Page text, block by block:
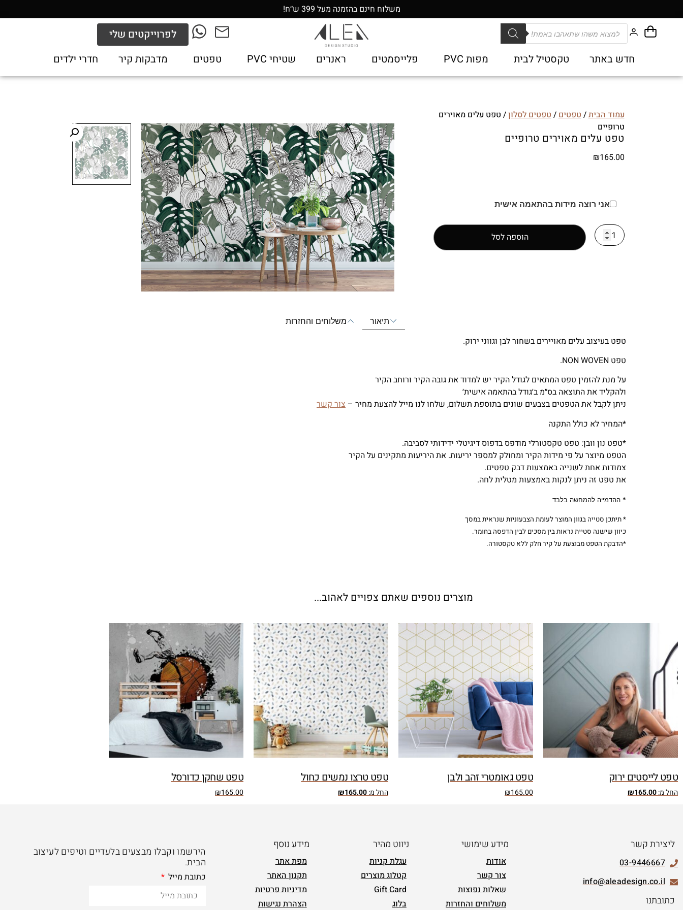
משלוח חינם בהזמנה מעל 399 ש״ח!
לפרוייקטים שלי
חדש באתר
טקסטיל לבית מפות PVC פלייסמטים ראנרים שטיחי PVC טפטים מדבקות קיר חדרי ילדים
עמוד הבית/טפטים/טפטים לסלון/ טפט עלים מאוירים
טרופיים
טפט עלים מאוירים טרופיים
₪165.00
אני רוצה מידות בהתאמה אישית
הוספה לסל
תיאור משלוחים והחזרות
טפט בעיצוב עלים מאויירים בשחור לבן וגווני ירוק.
טפט NON WOVEN.
על מנת להזמין טפט המתאים לגודל הקיר יש למדוד את גובה הקיר ורוחב הקיר
ולהקליד את התוצאה בס״מ ב׳גודל בהתאמה אישית׳
ניתן לקבל את הטפטים בצבעים שונים בתוספת תשלום, שלחו לנו מייל להצעת מחיר – צור קשר
*המחיר לא כולל התקנה
*טפט נון וובן: טפט טקסטורלי מודפס בדפוס דיגיטלי ידידותי לסביבה.
הטפט מיוצר על פי מידות הקיר ומחולק למספר יריעות. את היריעות מתקינים על הקיר
צמודות אחת לשנייה באמצעות דבק טפטים.
את טפט זה ניתן לנקות באמצעות מטלית לחה.
* ההדמייה להמחשה בלבד
* תיתכן סטייה בגוון המוצר לעומת הצבעוניות שנראית במסך
כיוון שישנה סטיית נראות בין מסכים לבין הדפסה בחומר.
*הדבקת הטפט מבוצעת על קיר חלק ללא טקסטורה.
מוצרים נוספים שאתם צפויים לאהוב...
טפט לייסטים ירוק
החל מ: ₪165.00
טפט גאומטרי זהב ולבן
₪165.00
טפט טרצו נמשים כחול
החל מ: ₪165.00
טפט שחקן כדורסל
₪165.00
ליצירת קשר
03-9446667
info@aleadesign.co.il
כתובתנו
מידע שימושי
אודות
צור קשר
שאלות נפוצות
משלוחים והחזרות
ניווט מהיר
עגלת קניות
קטלוג מוצרים
Gift Card
בלוג
מידע נוסף
מפת אתר
תקנון האתר
מדיניות פרטיות
הצהרת נגישות
הירשמו וקבלו מבצעים בלעדיים וטיפים לעיצוב
הבית.
כתובת מייל